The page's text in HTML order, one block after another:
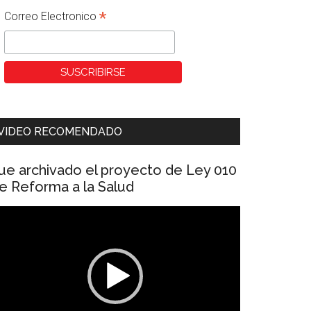
Correo Electronico *
RECOMENDADO
archivado el proyecto de Ley 010
Reforma a la Salud